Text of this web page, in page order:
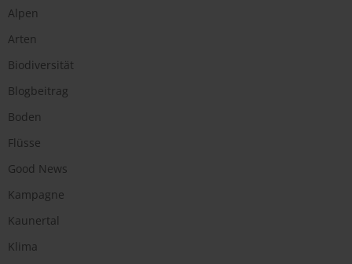
Alpen
Arten
Biodiversität
Blogbeitrag
Boden
Flüsse
Good News
Kampagne
Kaunertal
Klima